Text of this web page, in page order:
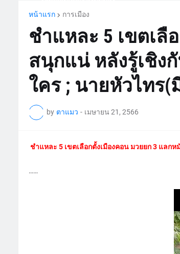
หน้าแรก
การเมือง
ชำแหละ 5 เขตเ
สนุกแน่ หลังรู้เชิง
ใคร ; นายหัวไทร(
by ตาแมว - เมษายน 21, 2566
ชำแหละ 5 เขตเลือกตั้งเมืองคอน มวยยก 3 แล
……